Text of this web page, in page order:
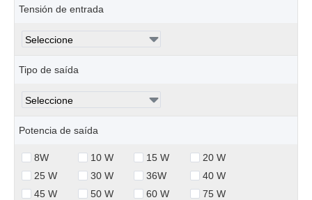
Tensión de entrada
Tipo de saída
Potencia de saída
8W 10 W 15 W
20 W
25 W
30 W 36W
40 W
45 W
50 W 60 W
75 W